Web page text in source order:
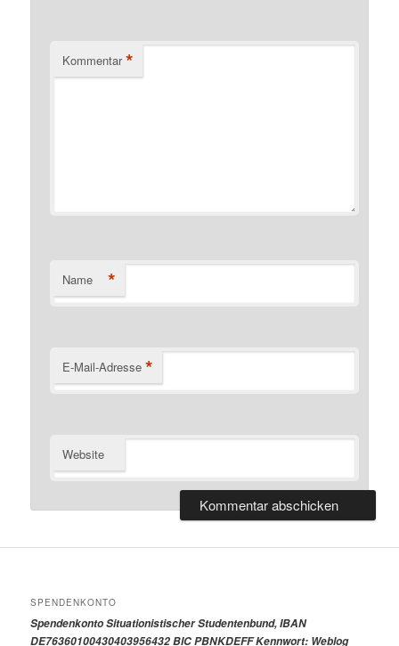
Kommentar *
Name *
E-Mail-Adresse *
Website
SPENDENKONTO
Spendenkonto Situationistischer Studentenbund, IBAN
DE76360100430403956432 BIC PBNKDEFF Kennwort: Weblog